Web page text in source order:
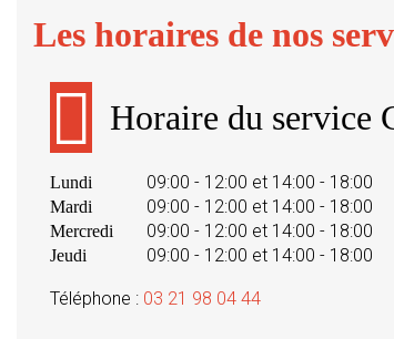
Les horaires de nos
Horaire du service
Lundi 09:00 - 12:00 et 14:00 - 18:00
Mardi 09:00 - 12:00 et 14:00 - 18:00
Mercredi 09:00 - 12:00 et 14:00 - 18:00
Jeudi 09:00 - 12:00 et 14:00 - 18:00
Téléphone : 03 21 98 04 44